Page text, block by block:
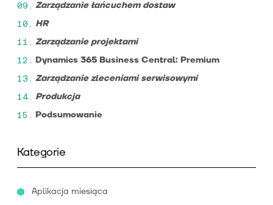
Zarządzanie łańcuchem dostaw
HR
Zarządzanie projektami
Dynamics 365 Business Central: Premium
Zarządzanie zleceniami serwisowymi
Produkcja
Podsumowanie
Kategorie
Aplikacja miesiąca